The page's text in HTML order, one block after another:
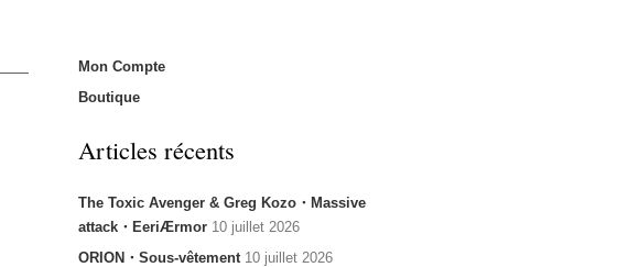
Mon Compte
Boutique
Articles récents
The Toxic Avenger & Greg Kozo・Massive
attack・EeriÆrmor 10 juillet 2026
ORION・Sous-vêtement 10 juillet 2026